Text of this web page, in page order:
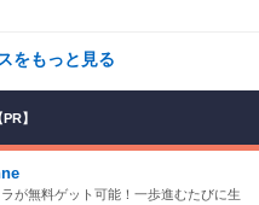
をもっと見る
PR】
が無料ゲット可能！一歩進むたびに生